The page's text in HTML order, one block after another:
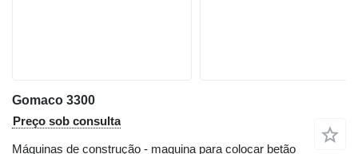
Gomaco 3300
Preço sob consulta
Máquinas de construção - maquina para colocar betão